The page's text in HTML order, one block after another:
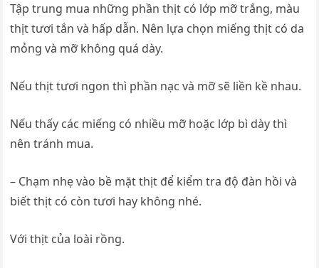
Tập trung mua những phần thịt có lớp mỡ trắng, màu
thịt tươi tắn và hấp dẫn. Nên lựa chọn miếng thịt có da
mỏng và mỡ không quá dày.
Nếu thịt tươi ngon thì phần nạc và mỡ sẽ liền kề nhau.
Nếu thấy các miếng có nhiều mỡ hoặc lớp bì dày thì
nên tránh mua.
– Chạm nhẹ vào bề mặt thịt để kiểm tra độ đàn hồi và
biết thịt có còn tươi hay không nhé.
Với thịt của loài rồng.